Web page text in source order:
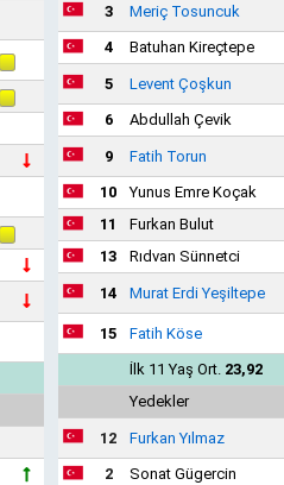
3
Meriç Tosuncuk
4
Batuhan Kireçtepe
5
Levent Çoşkun
6
Abdullah Çevik
9
Fatih Torun
10
Yunus Emre Koçak
11
Furkan Bulut
13
Rıdvan Sünnetci
14 Murat Erdi Yeşiltepe
15
Fatih Köse
İlk 11 Yaş Ort. 23,92
Yedekler
12
Furkan Yılmaz
2
Sonat Gügercin